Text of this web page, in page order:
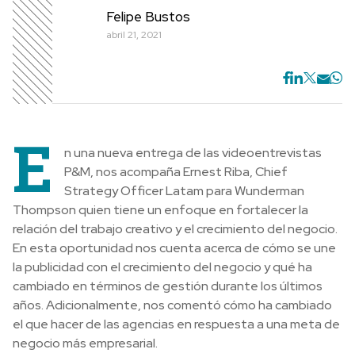
Felipe Bustos
abril 21, 2021
E
n una nueva entrega de las videoentrevistas
P&M, nos acompaña Ernest Riba, Chief
Strategy Officer Latam para Wunderman
Thompson quien tiene un enfoque en fortalecer la
relación del trabajo creativo y el crecimiento del negocio.
En esta oportunidad nos cuenta acerca de cómo se une
la publicidad con el crecimiento del negocio y qué ha
cambiado en términos de gestión durante los últimos
años. Adicionalmente, nos comentó cómo ha cambiado
el que hacer de las agencias en respuesta a una meta de
negocio más empresarial.